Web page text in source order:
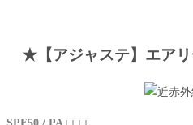
★【アジャステ】エア